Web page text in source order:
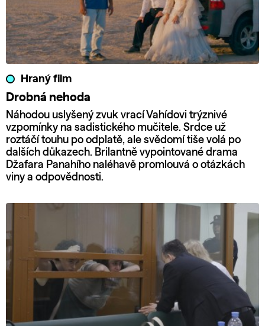
Hraný film
Drobná nehoda
Náhodou uslyšený zvuk vrací Vahídovi trýznivé
vzpomínky na sadistického mučitele. Srdce už
roztáčí touhu po odplatě, ale svědomí tiše volá po
dalších důkazech. Brilantně vypointované drama
Džafara Panahího naléhavě promlouvá o otázkách
viny a odpovědnosti.